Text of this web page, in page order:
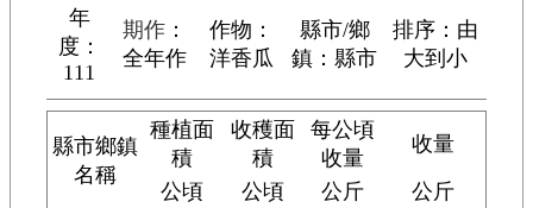
年
度：
111
期作 ：
全年作
作物：
洋香瓜
縣市/鄉
鎮：縣市
排序：由
大到小
縣市鄉鎮
名稱
種植面
積
收穫面
積
每公頃
收量
收量
公頃
公頃 公斤
公斤